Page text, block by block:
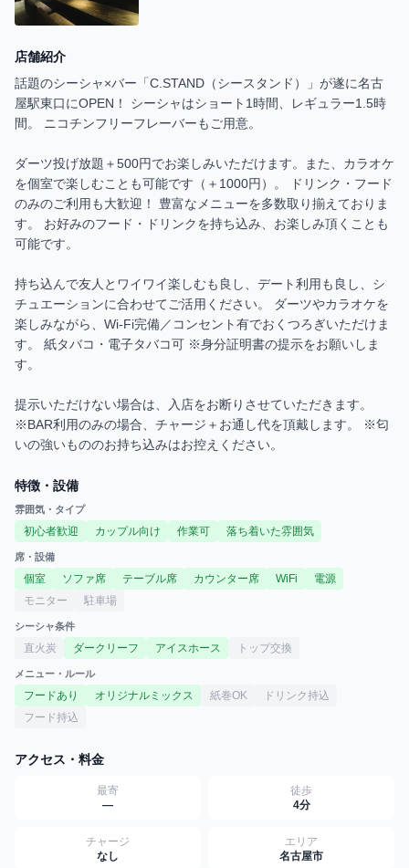
店舗紹介
話題のシーシャ×バー「C.STAND（シースタンド）」が遂に名古
屋駅東口にOPEN！ シーシャはショート1時間、レギュラー1.5時
間。 ニコチンフリーフレーバーもご用意。
ダーツ投げ放題＋500円でお楽しみいただけます。また、カラオケ
を個室で楽しむことも可能です（＋1000円）。 ドリンク・フード
のみのご利用も大歓迎！ 豊富なメニューを多数取り揃えておりま
す。 お好みのフード・ドリンクを持ち込み、お楽しみ頂くことも
可能です。
持ち込んで友人とワイワイ楽しむも良し、デート利用も良し、シ
チュエーションに合わせてご活用ください。 ダーツやカラオケを
楽しみながら、Wi-Fi完備／コンセント有でおくつろぎいただけま
す。 紙タバコ・電子タバコ可 ※身分証明書の提示をお願いしま
す。
提示いただけない場合は、入店をお断りさせていただきます。
※BAR利用のみの場合、チャージ＋お通し代を頂戴します。 ※匂
いの強いもののお持ち込みはお控えください。
特徴・設備
雰囲気・タイプ
初心者歓迎 カップル向け 作業可 落ち着いた雰囲気
席・設備
個室 ソファ席 テーブル席 カウンター席 WiFi
電源
モニター
駐車場
シーシャ条件
直火炭 ダークリーフ アイスホース トップ交換
メニュー・ルール
フードあり オリジナルミックス 紙巻OK
ドリンク持込
フード持込
アクセス・料金
最寄
—
徒歩
4分
チャージ
なし
エリア
名古屋市